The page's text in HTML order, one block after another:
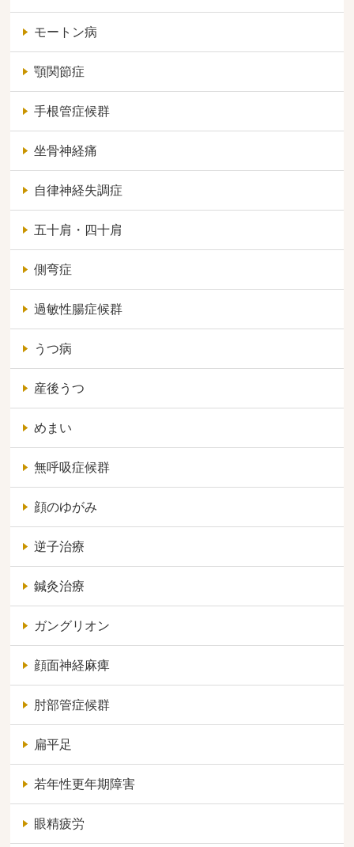
モートン病
顎関節症
手根管症候群
坐骨神経痛
自律神経失調症
五十肩・四十肩
側弯症
過敏性腸症候群
うつ病
産後うつ
めまい
無呼吸症候群
顔のゆがみ
逆子治療
鍼灸治療
ガングリオン
顔面神経麻痺
肘部管症候群
扁平足
若年性更年期障害
眼精疲労